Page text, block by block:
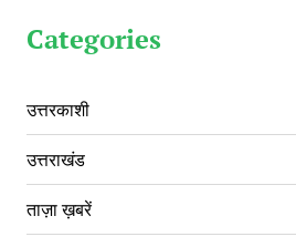
Categories
उत्तरकाशी
उत्तराखंड
ताज़ा ख़बरें